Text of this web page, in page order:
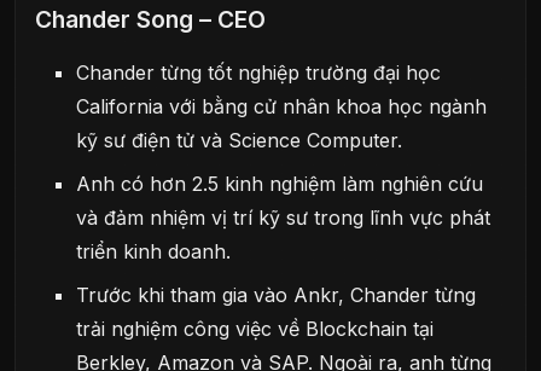
Chander Song – CEO
Chander từng tốt nghiệp trường đại học
California với bằng cử nhân khoa học ngành
kỹ sư điện tử và Science Computer.
Anh có hơn 2.5 kinh nghiệm làm nghiên cứu
và đảm nhiệm vị trí kỹ sư trong lĩnh vực phát
triển kinh doanh.
Trước khi tham gia vào Ankr, Chander từng
trải nghiệm công việc về Blockchain tại
Berkley, Amazon và SAP. Ngoài ra, anh từng